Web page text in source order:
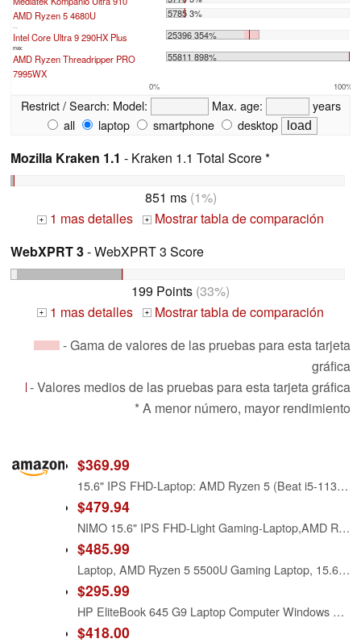
AMD Ryzen 5 4680U
5785 3%
...
Intel Core Ultra 9 290HX Plus 25396 354%
max:
AMD Ryzen Threadripper PRO
7995WX
55811 898%
0% 100%
Restrict / Search: Model: Max. age:
years
all
laptop smartphone desktop
Mozilla Kraken 1.1 - Kraken 1.1 Total Score *
851 ms(1%)
+ 1 mas detalles +
Mostrar tabla de comparación
WebXPRT 3- WebXPRT 3 Score
199 Points (33%)
+ 1 mas detalles +
Mostrar tabla de comparación
- Gama de valores de las pruebas para esta tarjeta
gráfica
- Valores medios de las pruebas para esta tarjeta gráfica
* A menor número, mayor rendimiento
$369.99
15.6" IPS FHD-Laptop: AMD Ryzen 5 (Beat i5-1135G7), 16GB RAM 512GB SSD | Radeon Vega 8 Graphics & 1 Years Warranty | Win 11 Business & Student Gaming-Notebook, 65W Fast Charge, HD Camera, Numpad, 2026
$479.94
NIMO 15.6" IPS FHD-Light Gaming-Laptop,AMD Ryzen 5 6600H 16GB DDR5 RAM 256GB SSD (Beat i5-1335U, 6 Cores Up to 4.5GHz) AMD Radeon 660M GPU-Computer with 100W Type-C Backlit Keyboard Fingerprint
$485.99
Laptop, AMD Ryzen 5 5500U Gaming Laptop, 15.6 Inch Laptop Computer with 16GB RAM 1TB SSD, AMD Radeon Lap top PC, Laptops with Backlit Keyboard, 1080P FHD, 55.2Wh Battery, Type-C, HDMI, Win 11 Pro
$295.99
HP EliteBook 645 G9 Laptop Computer Windows 11 Pro, AMD Ryzen 5 PRO 5675U, 16GB RAM, 256GB PCIe SSD, 14in FHD Laptop 1920x1080, HDMI, Ryzen Notebook (Renewed)
$418.00